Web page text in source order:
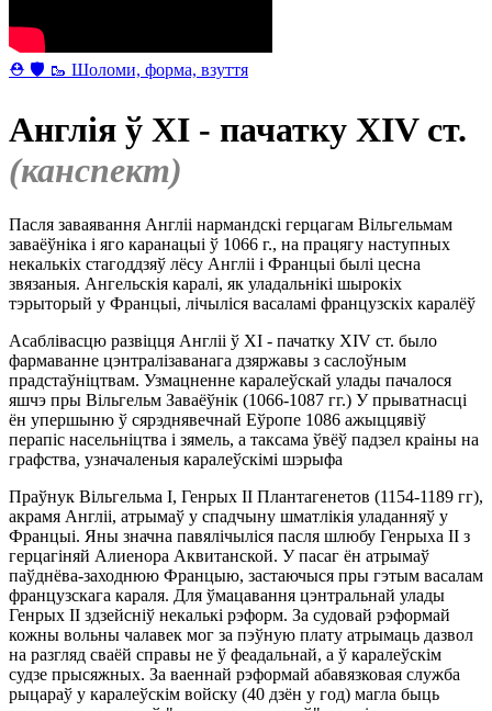
⛑ 🛡 🥾 Шоломи, форма, взуття
Англія ў XI - пачатку XIV ст.
(канспект)
Пасля заваявання Англіі нармандскі герцагам Вільгельмам
заваёўніка і яго каранацыі ў 1066 г., на працягу наступных
некалькіх стагоддзяў лёсу Англіі і Францыі былі цесна
звязаныя. Ангельскія каралі, як уладальнікі шырокіх
тэрыторый у Францыі, лічыліся васаламі французскіх каралёў
Асаблівасцю развіцця Англіі ў XI - пачатку XIV ст. было
фармаванне цэнтралізаванага дзяржавы з саслоўным
прадстаўніцтвам. Узмацненне каралеўскай улады пачалося
яшчэ пры Вільгельм Заваёўнік (1066-1087 гг.) У прыватнасці
ён упершыню ў сярэднявечнай Еўропе 1086 ажыццявіў
перапіс насельніцтва і зямель, а таксама ўвёў падзел краіны на
графства, узначаленыя каралеўскімі шэрыфа
Праўнук Вільгельма I, Генрых II Плантагенетов (1154-1189 гг),
акрамя Англіі, атрымаў у спадчыну шматлікія уладанняў у
Францыі. Яны значна павялічыліся пасля шлюбу Генрыха II з
герцагіняй Алиенора Аквитанской. У пасаг ён атрымаў
паўднёва-заходнюю Францыю, застаючыся пры гэтым васалам
французскага караля. Для ўмацавання цэнтральнай улады
Генрых II здзейсніў некалькі рэформ. За судовай рэформай
кожны вольны чалавек мог за пэўную плату атрымаць дазвол
на разгляд сваёй справы не ў феадальнай, а ў каралеўскім
судзе прысяжных. За ваеннай рэформай абавязковая служба
рыцараў у каралеўскім войску (40 дзён у год) магла быць